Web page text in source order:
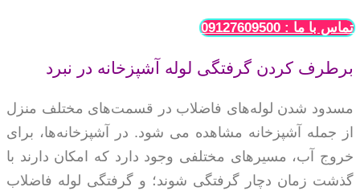
تماس با ما : 09127609500
برطرف کردن گرفتگی لوله آشپزخانه در نبرد
مسدود شدن لوله‌های فاضلاب در قسمت‌‌های مختلف منزل
از جمله آشپزخانه مشاهده می‌ شود. در آشپزخانه‌ها، برای
خروج آب، مسیرهای مختلفی وجود دارد که امکان دارند با
گذشت زمان دچار گرفتگی شوند؛ و گرفتگی لوله فاضلاب